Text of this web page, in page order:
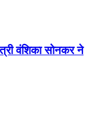
वंशिका सोनकर ने